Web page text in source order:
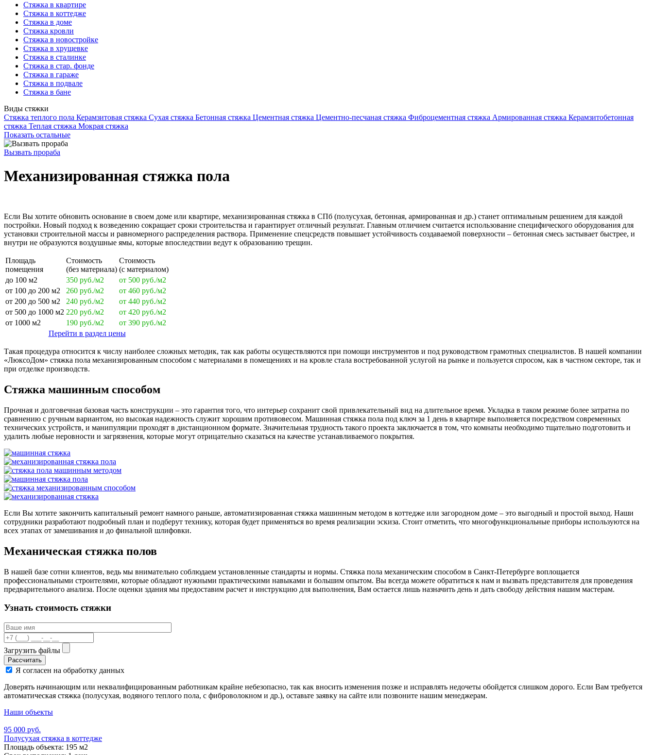
Стяжка в квартире
Стяжка в коттедже
Стяжка в доме
Стяжка кровли
Стяжка в новостройке
Стяжка в хрущевке
Стяжка в сталинке
Стяжка в стар. фонде
Стяжка в гараже
Стяжка в подвале
Стяжка в бане
Виды стяжки
Стяжка теплого пола Керамзитовая стяжка Сухая стяжка Бетонная стяжка Цементная стяжка Цементно-песчаная стяжка Фиброцементная стяжка Армированная стяжка Керамзитобетонная
стяжка Теплая стяжка Мокрая стяжка
Показать остальные
Вызвать прораба
Механизированная стяжка пола
Если Вы хотите обновить основание в своем доме или квартире, механизированная стяжка в СПб (полусухая, бетонная, армированная и др.) станет оптимальным решением для каждой
постройки. Новый подход к возведению сокращает сроки строительства и гарантирует отличный результат. Главным отличием считается использование специфического оборудования для
установки строительной массы и равномерного распределения раствора. Применение спецсредств повышает устойчивость создаваемой поверхности – бетонная смесь застывает быстрее, и
внутри не образуются воздушные ямы, которые впоследствии ведут к образованию трещин.
Площадь
помещения
Стоимость
(без материала)
Стоимость
(с материалом)
до 100 м2
350 руб./м2
от 500 руб./м2
от 100 до 200 м2
260 руб./м2
от 460 руб./м2
от 200 до 500 м2
240 руб./м2
от 440 руб./м2
от 500 до 1000 м2 220 руб./м2
от 420 руб./м2
от 1000 м2
190 руб./м2
от 390 руб./м2
Перейти в раздел цены
Такая процедура относится к числу наиболее сложных методик, так как работы осуществляются при помощи инструментов и под руководством грамотных специалистов. В нашей компании
«ЛюксоДом» стяжка пола механизированным способом с материалами в помещениях и на кровле стала востребованной услугой на рынке и пользуется спросом, как в частном секторе, так и
при отделке производств.
Стяжка машинным способом
Прочная и долговечная базовая часть конструкции – это гарантия того, что интерьер сохранит свой привлекательный вид на длительное время. Укладка в таком режиме более затратна по
сравнению с ручным вариантом, но высокая надежность служит хорошим противовесом. Машинная стяжка пола под ключ за 1 день в квартире выполняется посредством современных
технических устройств, и манипуляции проходят в дистанционном формате. Значительная трудность такого проекта заключается в том, что комнаты необходимо тщательно подготовить и
удалить любые неровности и загрязнения, которые могут отрицательно сказаться на качестве устанавливаемого покрытия.
Если Вы хотите закончить капитальный ремонт намного раньше, автоматизированная стяжка машинным методом в коттедже или загородном доме – это выгодный и простой выход. Наши
сотрудники разработают подробный план и подберут технику, которая будет применяться во время реализации эскиза. Стоит отметить, что многофункциональные приборы используются на
всех этапах от замешивания и до финальной шлифовки.
Механическая стяжка полов
В нашей базе сотни клиентов, ведь мы внимательно соблюдаем установленные стандарты и нормы. Стяжка пола механическим способом в Санкт-Петербурге воплощается
профессиональными строителями, которые обладают нужными практическими навыками и большим опытом. Вы всегда можете обратиться к нам и вызвать представителя для проведения
предварительного анализа. После оценки здания мы предоставим расчет и инструкцию для выполнения, Вам остается лишь назначить день и дать свободу действия нашим мастерам.
Узнать стоимость стяжки
Загрузить файлы
Рассчитать
Я согласен на обработку данных
Доверять начинающим или неквалифицированным работникам крайне небезопасно, так как вносить изменения позже и исправлять недочеты обойдется слишком дорого. Если Вам требуется
автоматическая стяжка (полусухая, водяного теплого пола, с фиброволокном и др.), оставьте заявку на сайте или позвоните нашим менеджерам.
Наши объекты
95 000 руб.
Полусухая стяжка в коттедже
Площадь объекта: 195 м2